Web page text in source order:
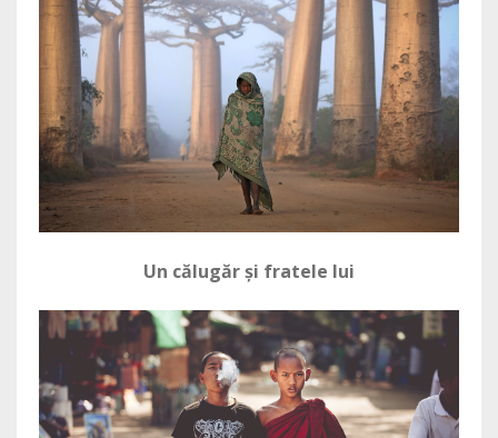
Un călugăr și fratele lui